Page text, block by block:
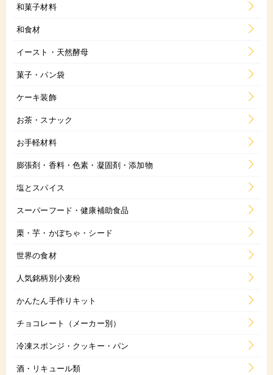
和菓子材料
和食材
イースト・天然酵母
菓子・パン袋
ケーキ装飾
お茶・スナック
お手軽材料
膨張剤・香料・色素・凝固剤・添加物
塩とスパイス
スーパーフード・健康補助食品
栗・芋・かぼちゃ・シード
世界の食材
人気銘柄別小麦粉
かんたん手作りキット
チョコレート（メーカー別）
冷凍スポンジ・クッキー・パン
酒・リキュール類